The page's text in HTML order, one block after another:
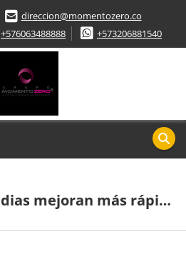
direccion@momentozero.co
+576063488888
+573206881540
Ciudades intermedias mejoran más rápido que las principales, pese a que tienen ingresos más bajos